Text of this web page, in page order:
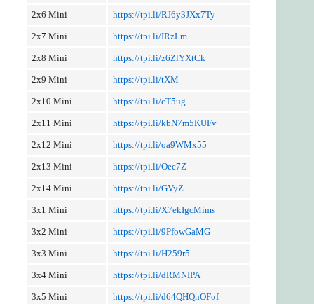
2x6 Mini https://tpi.li/RJ6y3JXx7Ty
2x7 Mini https://tpi.li/IRzLm
2x8 Mini https://tpi.li/z6ZlYXtCk
2x9 Mini https://tpi.li/tXM
2x10 Mini https://tpi.li/cT5ug
2x11 Mini https://tpi.li/kbN7m5KUFv
2x12 Mini https://tpi.li/oa9WMx55
2x13 Mini https://tpi.li/Oec7Z
2x14 Mini https://tpi.li/GVyZ
3x1 Mini https://tpi.li/X7ekIgcMims
3x2 Mini https://tpi.li/9PfowGaMG
3x3 Mini https://tpi.li/H259r5
3x4 Mini https://tpi.li/dRMNIPA
3x5 Mini https://tpi.li/d64QHQnOFof